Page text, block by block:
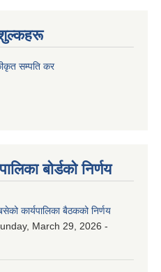
सम्पति कर
बोर्डको निर्णय
कार्यपालिका बैठकको निर्णय
March 29, 2026 -